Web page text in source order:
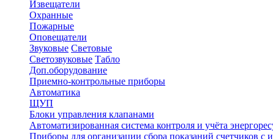
Извещатели
Охранные
Пожарные
Оповещатели
Звуковые Световые
Светозвуковые Табло
Доп.оборудование
Приемно-контрольные приборы
Автоматика
ЩУП
Блоки управления клапанами
Автоматизированная система контроля и учёта
Приборы для организации сбора показаний счетчиков